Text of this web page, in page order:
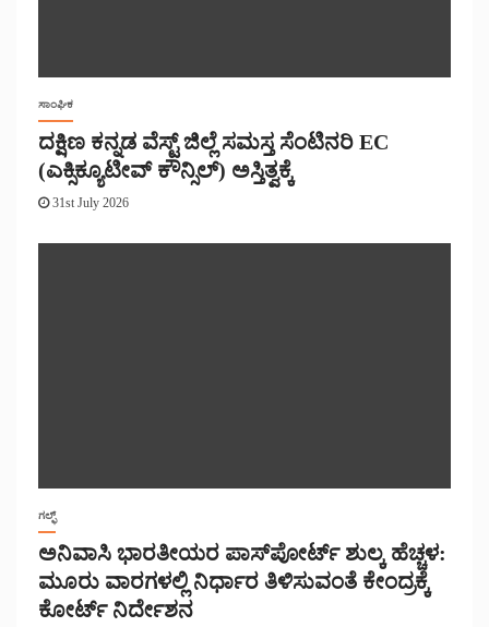
ಸಾಂಘಿಕ
ದಕ್ಷಿಣ ಕನ್ನಡ ವೆಸ್ಟ್ ಜಿಲ್ಲೆ ಸಮಸ್ತ ಸೆಂಟಿನರಿ EC
(ಎಕ್ಸಿಕ್ಯೂಟೀವ್ ಕೌನ್ಸಿಲ್) ಅಸ್ತಿತ್ವಕ್ಕೆ
31st July 2026
ಗಲ್ಫ್
ಅನಿವಾಸಿ ಭಾರತೀಯರ ಪಾಸ್‌ಪೋರ್ಟ್ ಶುಲ್ಕ ಹೆಚ್ಚಳ:
ಮೂರು ವಾರಗಳಲ್ಲಿ ನಿರ್ಧಾರ ತಿಳಿಸುವಂತೆ ಕೇಂದ್ರಕ್ಕೆ
ಕೋರ್ಟ್ ನಿರ್ದೇಶನ